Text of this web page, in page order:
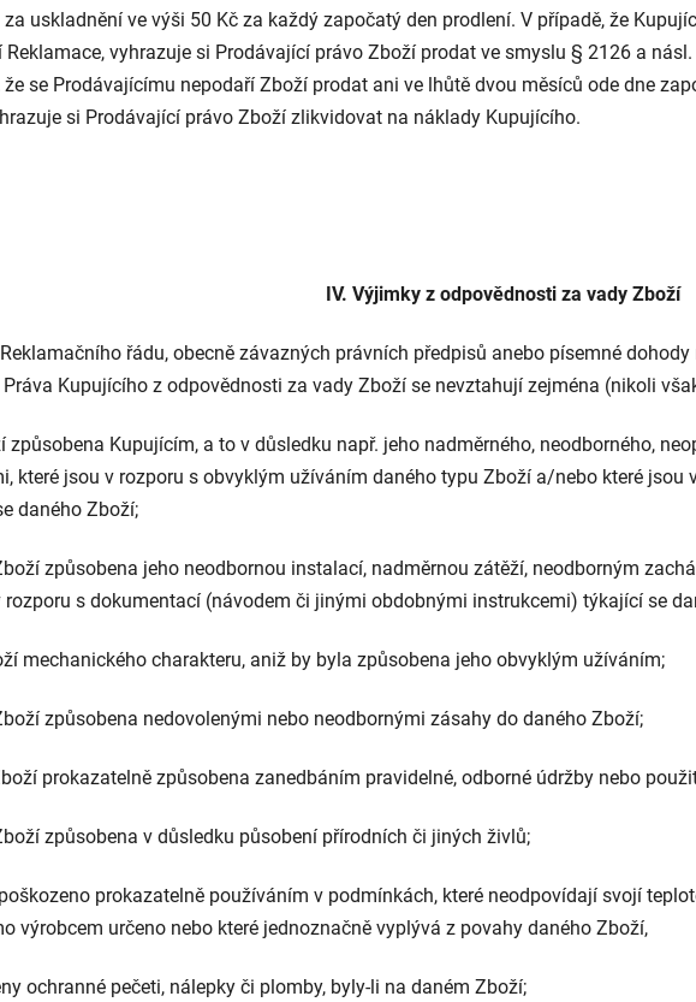
uskladnění ve výši 50 Kč za každý započatý den prodlení. V případě, že
vyhrazuje si Prodávající právo Zboží prodat ve smyslu § 2126 a
se Prodávajícímu nepodaří Zboží prodat ani ve lhůtě dvou měsíců ode dne
si Prodávající právo Zboží zlikvidovat na náklady Kupujícího.
IV. Výjimky z odpovědnosti za vady Zboží
řádu, obecně závazných právních předpisů anebo písemné
Kupujícího z odpovědnosti za vady Zboží se nevztahují zejména (nikoli
Kupujícím, a to v důsledku např. jeho nadměrného, neodborného,
které jsou v rozporu s obvyklým užíváním daného typu Zboží a/nebo které
daného Zboží;
jeho neodbornou instalací, nadměrnou zátěží, neodborným
rozporu s dokumentací (návodem či jinými obdobnými instrukcemi) týkající se
charakteru, aniž by byla způsobena jeho obvyklým užíváním;
způsobena nedovolenými nebo neodbornými zásahy do daného Zboží;
prokazatelně způsobena zanedbáním pravidelné, odborné údržby nebo
způsobena v důsledku působení přírodních či jiných živlů;
prokazatelně používáním v podmínkách, které neodpovídají svojí
výrobcem určeno nebo které jednoznačně vyplývá z povahy daného Zboží,
pečeti, nálepky či plomby, byly-li na daném Zboží;